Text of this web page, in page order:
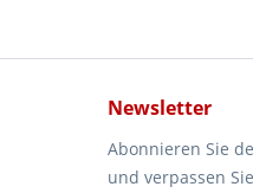
Newsletter
Abonnieren Sie
und verpassen